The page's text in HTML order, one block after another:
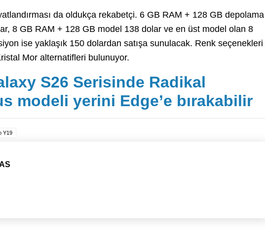
da oldukça rekabetçi. 6 GB RAM + 128 GB depolama
8 GB RAM + 128 GB model 138 dolar ve en üst model olan 8
ise yaklaşık 150 dolardan satışa sunulacak. Renk seçenekleri
Mor alternatifleri bulunuyor.
S26 Serisinde Radikal
modeli yerini Edge’e bırakabilir
Y19